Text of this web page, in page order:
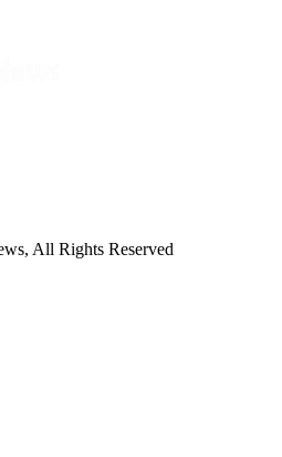
All Rights Reserved